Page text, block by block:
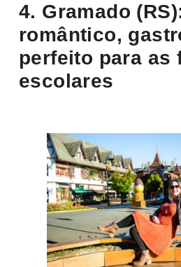
4. Gramado
romântico,
perfeito para as
escolares